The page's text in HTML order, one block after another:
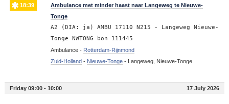
18:39
Ambulance met minder haast naar Langeweg te Nieuwe-
Tonge
A2 (DIA: ja) AMBU 17110 N215 - Langeweg Nieuwe-
Tonge NWTONG bon 111445
Ambulance - Rotterdam-Rijnmond
Zuid-Holland- Nieuwe-Tonge- Langeweg, Nieuwe-Tonge
Friday 09:00 - 10:00 17 July 2026